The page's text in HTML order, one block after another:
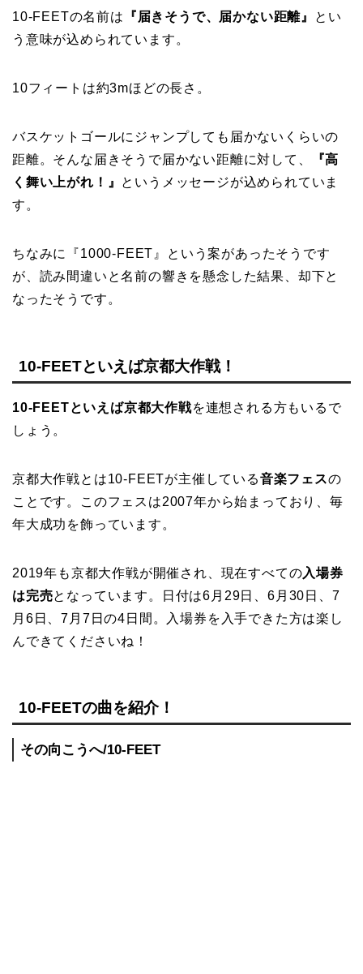
10-FEETの名前は 『届きそうで、届かない距離』
とい
う意味が込められています。
10フィートは約3mほどの長さ。
バスケットゴールにジャンプしても届かないくらいの
距離。そんな届きそうで届かない距離に対して、
『高
く舞い上がれ！』 というメッセージが込められていま
す。
ちなみに『1000-FEET』という案があったそうです
が、読み間違いと名前の響きを懸念した結果、却下と
なったそうです。
10-FEETといえば京都大作戦！
10-FEETといえば京都大作戦を連想される方もいるで
しょう。
京都大作戦とは10-FEETが主催している音楽フェスの
ことです。このフェスは2007年から始まっており、毎
年大成功を飾っています。
2019年も京都大作戦が開催され、現在すべての入場券
は完売となっています。日付は6月29日、6月30日、7
月6日、7月7日の4日間。入場券を入手できた方は楽し
んできてくださいね！
10-FEETの曲を紹介！
その向こうへ/10-FEET